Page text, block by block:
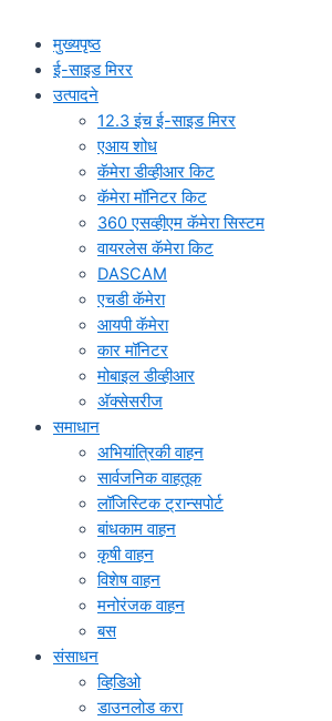
मुख्यपृष्ठ
ई-साइड मिरर
उत्पादने
12.3 इंच ई-साइड मिरर
एआय शोध
कॅमेरा डीव्हीआर किट
कॅमेरा मॉनिटर किट
360 एसव्हीएम कॅमेरा सिस्टम
वायरलेस कॅमेरा किट
DASCAM
एचडी कॅमेरा
आयपी कॅमेरा
कार मॉनिटर
मोबाइल डीव्हीआर
अ‍ॅक्सेसरीज
समाधान
अभियांत्रिकी वाहन
सार्वजनिक वाहतूक
लॉजिस्टिक ट्रान्सपोर्ट
बांधकाम वाहन
कृषी वाहन
विशेष वाहन
मनोरंजक वाहन
बस
संसाधन
व्हिडिओ
डाउनलोड करा